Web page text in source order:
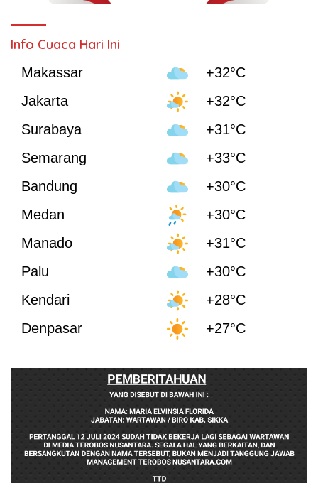
Info Cuaca Hari Ini
Makassar
+32°C
Jakarta
+32°C
Surabaya
+31°C
Semarang
+33°C
Bandung
+30°C
Medan
+30°C
Manado
+31°C
Palu
+30°C
Kendari
+28°C
Denpasar
+27°C